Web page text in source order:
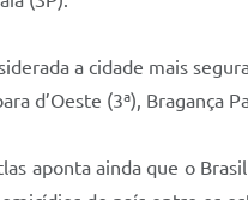
a cidade mais
d’Oeste (3ª), Bragança
aponta ainda que o